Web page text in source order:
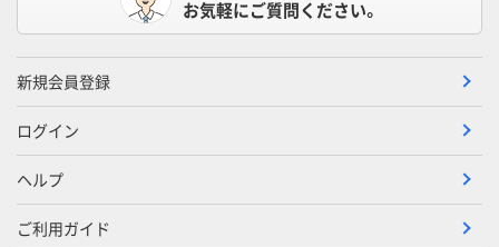
お気軽にご質問ください。
新規会員登録
ログイン
ヘルプ
ご利用ガイド